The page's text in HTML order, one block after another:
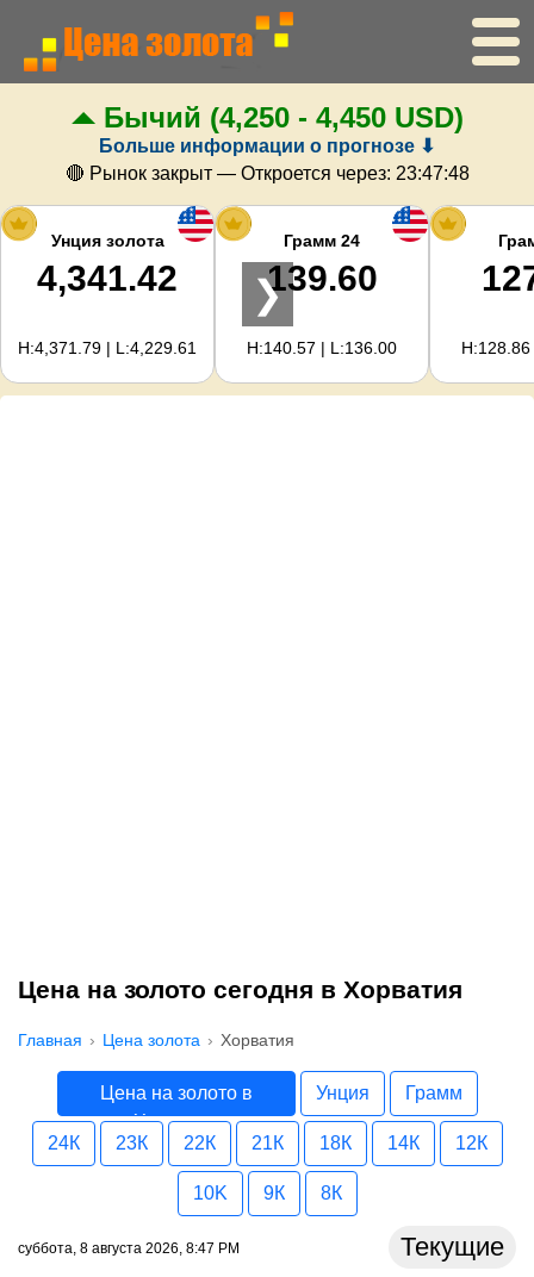
Главная
Цена золота
Цена серебра
Калькулятор золота
Для вебмастеров
Бычий (4,250 - 4,450 USD)
Больше информации о прогнозе ⬇
🔴 Рынок закрыт — Откроется через: 23:47:48
Унция золота
4,341.42
H:4,371.79 | L:4,229.61
Грамм 24
139.60
H:140.57 | L:136.00
❯
Цена на золото сегодня в Хорватия
Главная Цена золота Хорватия
Цена на золото в
Хорватия
Унция Грамм
24К 23К 22К 21К 18К 14К 12К
10K 9К 8К
суббота, 8 августа 2026, 8:47 PM Текущие